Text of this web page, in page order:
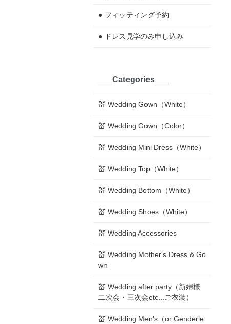
● フィッティング予約
● ドレス見学のみ申し込み
___Categories___
💒 Wedding Gown（White）
💒 Wedding Gown（Color）
💒 Wedding Mini Dress（White）
💒 Wedding Top（White）
💒 Wedding Bottom（White）
💒 Wedding Shoes（White）
💒 Wedding Accessories
💒 Wedding Mother's Dress & Go
wn
💒 Wedding after party（新婦様
二次会・三次会etc...ご衣装）
💒 Wedding Men's（or Genderle